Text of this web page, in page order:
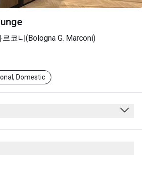
코니(Bologna G. Marconi)
Domestic